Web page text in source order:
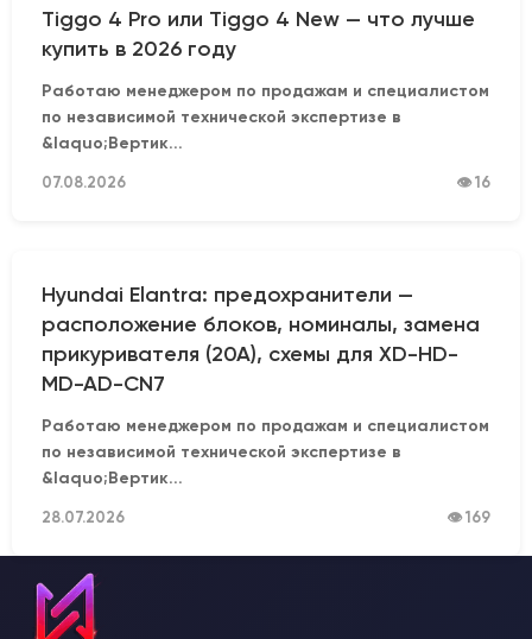
Tiggo 4 Pro или Tiggo 4 New — что лучше
купить в 2026 году
Работаю менеджером по продажам и специалистом
по независимой технической экспертизе в
&laquo;Вертик...
07.08.2026 👁 16
Hyundai Elantra: предохранители —
расположение блоков, номиналы, замена
прикуривателя (20А), схемы для XD-HD-
MD-AD-CN7
Работаю менеджером по продажам и специалистом
по независимой технической экспертизе в
&laquo;Вертик...
28.07.2026 👁 169